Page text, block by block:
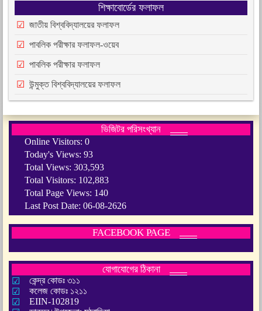
শিক্ষাবোর্ডের ফলাফল
জাতীয় বিশ্ববিদ্যালয়ের ফলাফল
পাবলিক পরীক্ষার ফলাফল-ওয়েব
পাবলিক পরীক্ষার ফলাফল
উন্মুক্ত বিশ্ববিদ্যালয়ের ফলাফল
ভিজিটর পরিসংখ্যান
Online Visitors: 0
Today's Views: 93
Total Views: 303,593
Total Visitors: 102,883
Total Page Views: 140
Last Post Date: 06-08-2626
FACEBOOK PAGE
যোগাযোগের ঠিকানা
কেন্দ্র কোডঃ ৩১১
কলেজ কোডঃ ১২১১
EIIN-102819